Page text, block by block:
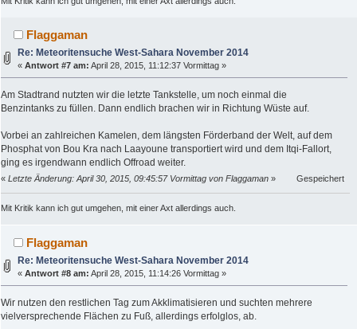
Flaggaman
Re: Meteoritensuche West-Sahara November 2014
«Antwort #7 am: April 28, 2015, 11:12:37 Vormittag »
Am Stadtrand nutzten wir die letzte Tankstelle, um noch einmal die
Benzintanks zu füllen. Dann endlich brachen wir in Richtung Wüste auf.
Vorbei an zahlreichen Kamelen, dem längsten Förderband der Welt, auf dem
Phosphat von Bou Kra nach Laayoune transportiert wird und dem Itqi-Fallort,
ging es irgendwann endlich Offroad weiter.
« Letzte Änderung: April 30, 2015, 09:45:57 Vormittag von Flaggaman » Gespeichert
Mit Kritik kann ich gut umgehen, mit einer Axt allerdings auch.
Flaggaman
Re: Meteoritensuche West-Sahara November 2014
«Antwort #8 am: April 28, 2015, 11:14:26 Vormittag »
Wir nutzen den restlichen Tag zum Akklimatisieren und suchten mehrere
vielversprechende Flächen zu Fuß, allerdings erfolglos, ab.